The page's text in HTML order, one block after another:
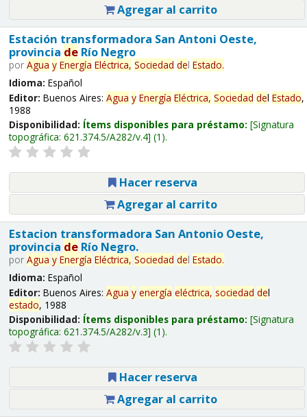
Agregar al carrito
Estación transformadora San Antoni Oeste,
provincia deRío Negro
por Agua y Energía Eléctrica, Sociedad del Estado.
Idioma: Español
Editor: Buenos Aires: Agua y Energía Eléctrica, Sociedad del Estado,
1988
Disponibilidad: Ítems disponibles para préstamo: Signatura
topográfica: 621.374.5/A282/v.4 (1).
Hacer reserva
Agregar al carrito
Estacion transformadora San Antonio Oeste,
provincia deRío Negro.
por Agua y Energía Eléctrica, Sociedad del Estado.
Idioma: Español
Editor: Buenos Aires: Agua y energía eléctrica, sociedad del
estado, 1988
Disponibilidad: Ítems disponibles para préstamo: Signatura
topográfica: 621.374.5/A282/v.3 (1).
Hacer reserva
Agregar al carrito